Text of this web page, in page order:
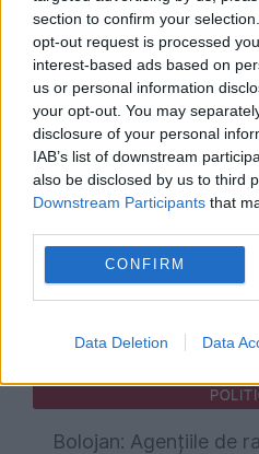
section to confirm your
opt-out request is processed
interest-based ads based on
us or personal information
your opt-out. You may
disclosure of your personal
IAB’s list of downstream
also be disclosed by us to third
Downstream Participants that
CONFIRM
Data Deletion Data
Rețeaua din spatele
suspendarea
Milioane de lei,
Bolojan: Agențiile de